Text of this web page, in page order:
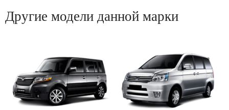
Другие модели данной марки